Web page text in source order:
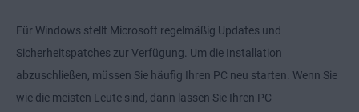
Für Windows stellt Microsoft regelmäßig Updates und
Sicherheitspatches zur Verfügung. Um die Installation
abzuschließen, müssen Sie häufig Ihren PC neu starten. Wenn Sie
wie die meisten Leute sind, dann lassen Sie Ihren PC